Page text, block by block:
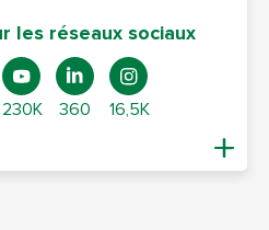
les réseaux sociaux
230K 360 16,5K